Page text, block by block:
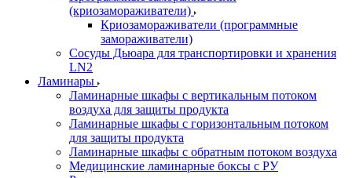
(криозамораживатели)
Криозамораживатели (программные
замораживатели)
Сосуды Дьюара для транспортировки и хранения
LN2
Ламинары
Ламинарные шкафы с вертикальным потоком
воздуха для защиты продукта
Ламинарные шкафы с горизонтальным потоком
для защиты продукта
Ламинарные шкафы с обратным потоком воздуха
Медицинские ламинарные боксы с РУ